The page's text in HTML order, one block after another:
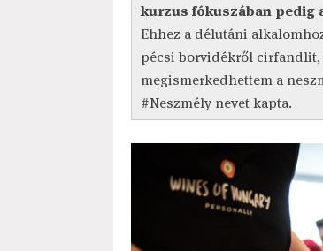
kurzus fókuszában pedig
Ehhez a délutáni
pécsi borvidékről
megismerkedhettem a
#Neszmély nevet kapta.